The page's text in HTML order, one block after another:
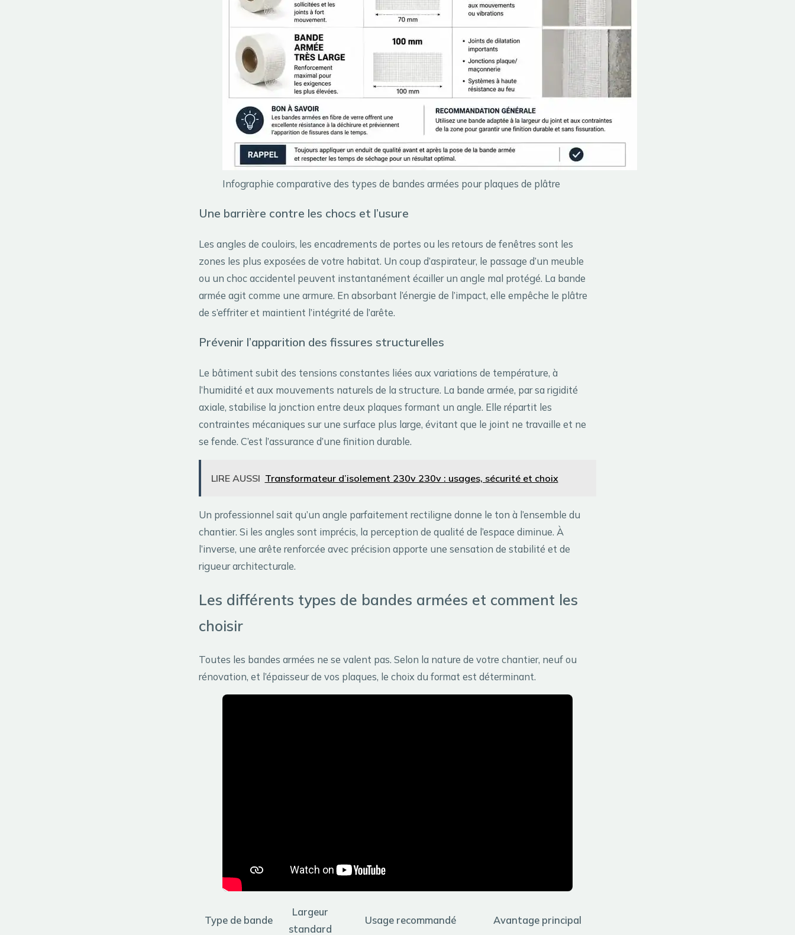
Infographie comparative des types de bandes armées pour plaques de plâtre
Une barrière contre les chocs et l’usure
Les angles de couloirs, les encadrements de portes ou les retours de fenêtres sont les
zones les plus exposées de votre habitat. Un coup d’aspirateur, le passage d’un meuble
ou un choc accidentel peuvent instantanément écailler un angle mal protégé. La bande
armée agit comme une armure. En absorbant l’énergie de l’impact, elle empêche le plâtre
de s’effriter et maintient l’intégrité de l’arête.
Prévenir l’apparition des fissures structurelles
Le bâtiment subit des tensions constantes liées aux variations de température, à
l’humidité et aux mouvements naturels de la structure. La bande armée, par sa rigidité
axiale, stabilise la jonction entre deux plaques formant un angle. Elle répartit les
contraintes mécaniques sur une surface plus large, évitant que le joint ne travaille et ne
se fende. C’est l’assurance d’une finition durable.
LIRE AUSSI Transformateur d’isolement 230v 230v : usages, sécurité et choix
Un professionnel sait qu’un angle parfaitement rectiligne donne le ton à l’ensemble du
chantier. Si les angles sont imprécis, la perception de qualité de l’espace diminue. À
l’inverse, une arête renforcée avec précision apporte une sensation de stabilité et de
rigueur architecturale.
Les différents types de bandes armées et comment les
choisir
Toutes les bandes armées ne se valent pas. Selon la nature de votre chantier, neuf ou
rénovation, et l’épaisseur de vos plaques, le choix du format est déterminant.
Type de bande
Largeur
standard
Usage recommandé Avantage principal